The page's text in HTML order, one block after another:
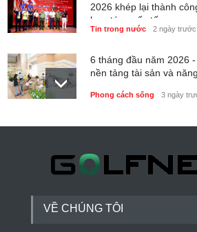
2026 khép lại thành
hợp tác quốc tế
Tin trong nước 2 ngày trước
6 tháng đầu năm 2026
nền tảng tài sản và
Phong cách sống 3 ngày
Thành lập Trung tâm
Phong cách sống 3 ngày
VỀ CHÚNG TÔI